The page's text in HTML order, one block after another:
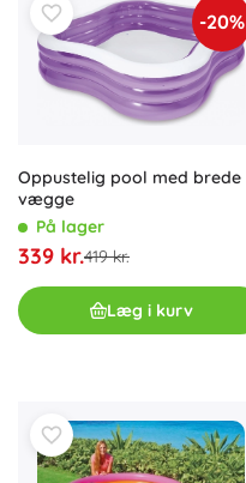
-20%
Oppustelig pool med brede
vægge
På lager
339 kr.419 kr.
Læg i kurv